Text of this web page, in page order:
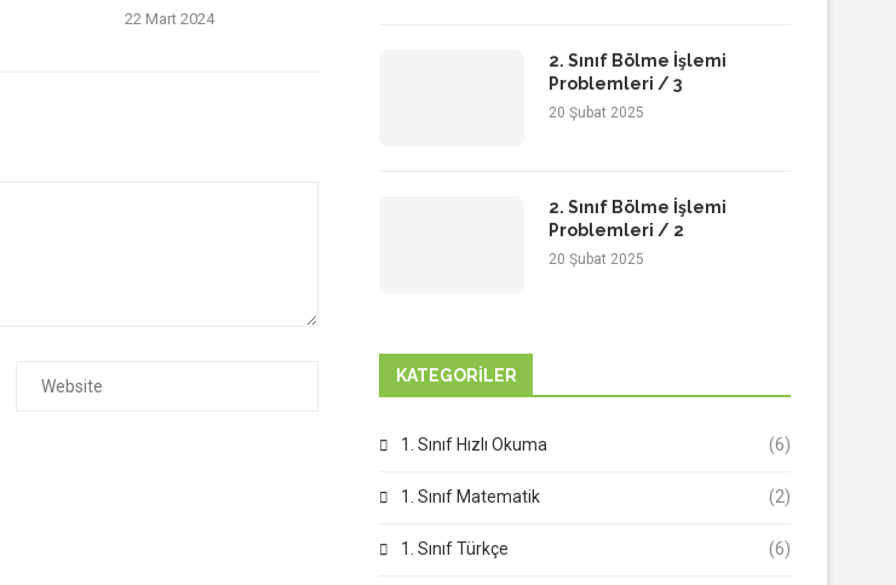
22 Mart 2024
2. Sınıf Bölme İşlemi
Problemleri / 3
20 Şubat 2025
2. Sınıf Bölme İşlemi
Problemleri / 2
20 Şubat 2025
KATEGORILER
1. Sınıf Hızlı Okuma (6)
1. Sınıf Matematik (2)
1. Sınıf Türkçe (6)